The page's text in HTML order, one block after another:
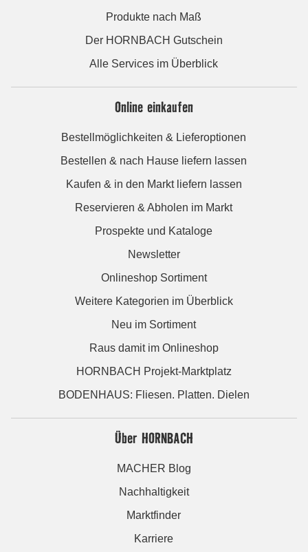
Produkte nach Maß
Der HORNBACH Gutschein
Alle Services im Überblick
Online einkaufen
Bestellmöglichkeiten & Lieferoptionen
Bestellen & nach Hause liefern lassen
Kaufen & in den Markt liefern lassen
Reservieren & Abholen im Markt
Prospekte und Kataloge
Newsletter
Onlineshop Sortiment
Weitere Kategorien im Überblick
Neu im Sortiment
Raus damit im Onlineshop
HORNBACH Projekt-Marktplatz
BODENHAUS: Fliesen. Platten. Dielen
Über HORNBACH
MACHER Blog
Nachhaltigkeit
Marktfinder
Karriere